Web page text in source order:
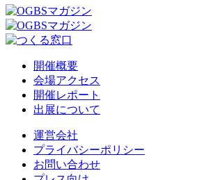
開催概要
会場アクセス
開催レポート
出展について
運営会社
プライバシーポリシー
お問い合わせ